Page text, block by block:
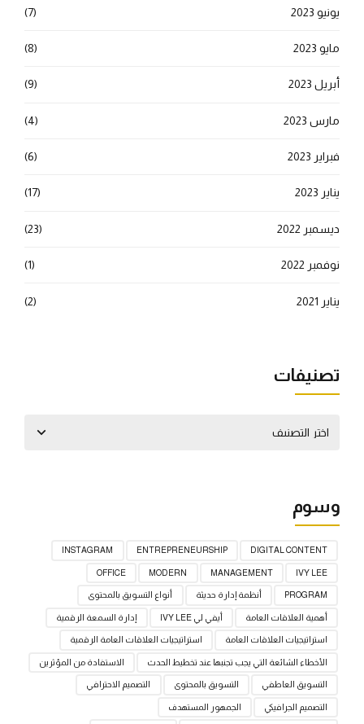
يونيو 2023 (7)
مايو 2023 (8)
أبريل 2023 (9)
مارس 2023 (4)
فبراير 2023 (6)
يناير 2023 (17)
ديسمبر 2022 (23)
نوفمبر 2022 (1)
يناير 2021 (2)
تصنيفات
وسوم
DIGITAL CONTENT
ENTREPRENEURSHIP
INSTAGRAM
IVY LEE
MANAGEMENT
MODERN
OFFICE
PROGRAM أنظمة إدارة حديثة أنواع التسويق بالمحتوى
أهمية العلاقات العامة أيفي لي IVY LEE إدارة السمعة الرقمية
استراتيجيات العلاقات العامة استراتيجيات العلاقات العامة الرقمية
الأخطاء الشائعة التي يجب تجنبها عند تخطيط الحدث الاستفادة من المؤثرين
التسويق العاطفي التسويق بالمحتوى التصميم الاحترافي
التصميم الجرافيكي الجمهور المستهدف